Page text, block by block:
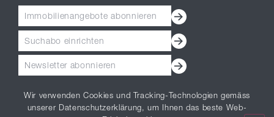
Immobilienangebote abonnieren
Suchabo einrichten
Newsletter abonnieren
Wir verwenden Cookies und Tracking-Technologien gemäss
unserer Datenschutzerklärung, um Ihnen das beste Web-